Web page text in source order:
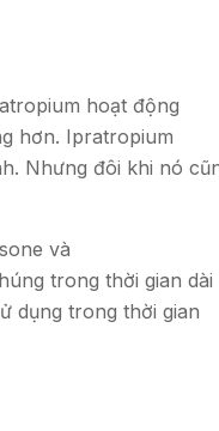
hoạt động
hơn. Ipratropium
Nhưng đôi khi nó
và
trong thời gian dài
dụng trong thời gian